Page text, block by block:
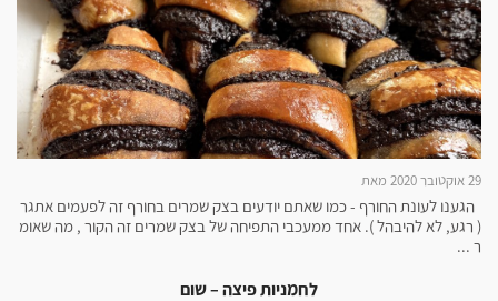
29 אוקטובר 2020 מאת
הגענו לעונת החורף - כמו שאתם יודעים בצק שמרים בחורף זה לפעמים אתגר
( רגע, לא להיבהל ). אחד ממעכבי התפיחה של בצק שמרים זה הקור , מה שאומ
ר ...
לחמניות פיצה – שום